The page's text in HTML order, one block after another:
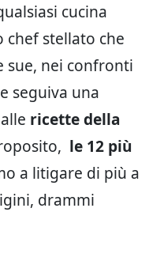
cucina
stellato che
sue, nei confronti
seguiva una
ricette della
le 12 più
a litigare di più a
drammi